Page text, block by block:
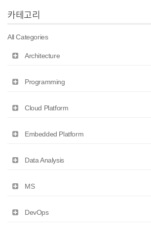
카테고리
All Categories
Architecture
Programming
Cloud Platform
Embedded Platform
Data Analysis
MS
DevOps